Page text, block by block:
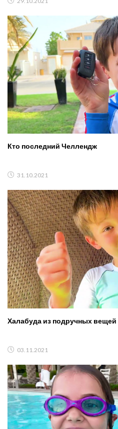
Кто последний Челлендж
31.10.2021
Халабуда из подручных вещей
03.11.2021